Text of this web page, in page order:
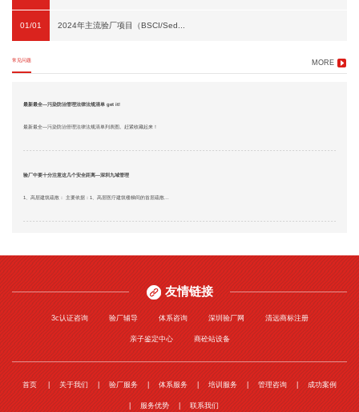
01/01 2024年主流验厂项目（BSCI/Sed...
常见问题 MORE
最新最全—污染防治管理法律法规清单 get it!
最新最全—污染防治管理法律法规清单列表图。赶紧收藏起来！
验厂中要十分注意这几个安全距离—深圳九域管理
1、高层建筑疏散： 主要依据：1、高层医疗建筑楼梯间的首层疏散...
友情链接
3c认证咨询 验厂辅导 体系咨询 深圳验厂网 清远商标注册
亲子鉴定中心 商砼站设备
首页 关于我们 验厂服务 体系服务 培训服务 管理咨询 成功案例
服务优势 联系我们